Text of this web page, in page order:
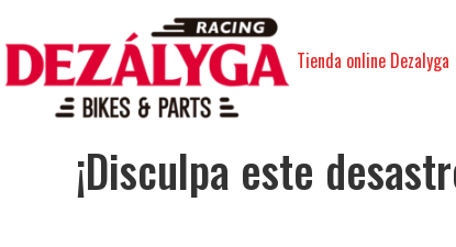
Tienda online Dezalyga
¡Disculpa este